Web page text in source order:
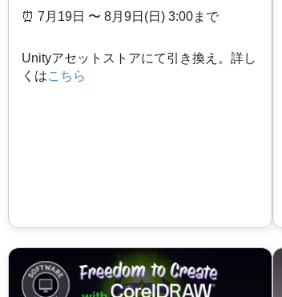
⏰️ 7月19日 〜 8月9日(日) 3:00まで
Unityアセットストアにて引き換え。詳し
くはこちら